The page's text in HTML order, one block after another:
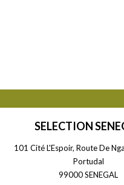
SELECTION
101 Cité L'Espoir, Route De
Portudal
99000SENEGAL